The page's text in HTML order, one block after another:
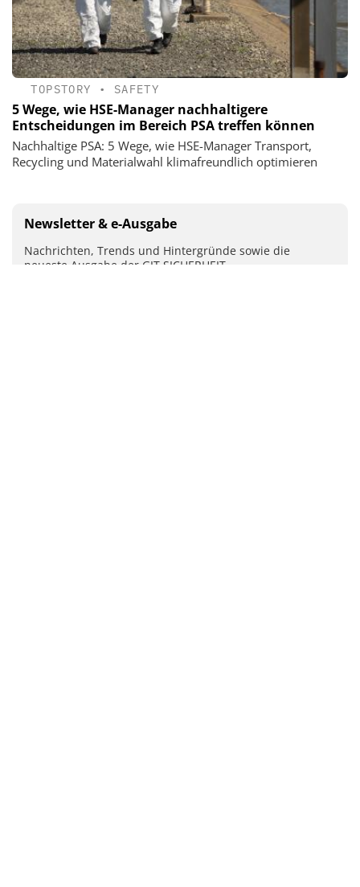
TOPSTORY • SAFETY
5 Wege, wie HSE-Manager nachhaltigere
Entscheidungen im Bereich PSA treffen können
Nachhaltige PSA: 5 Wege, wie HSE-Manager Transport,
Recycling und Materialwahl klimafreundlich optimieren
Newsletter & e-Ausgabe
Nachrichten, Trends und Hintergründe sowie die
neueste Ausgabe der GIT SICHERHEIT